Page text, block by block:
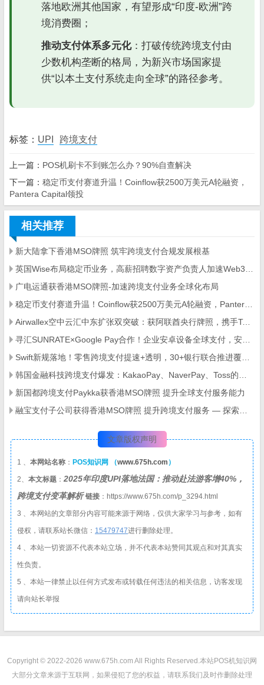
落地欧洲其他国家，有望形成“印度-欧洲”跨
境消费圈；
推动支付体系多元化：打破传统跨境支付由
少数机构垄断的格局，为新兴市场国家提
供“以本土支付系统走向全球”的路径参考。
标签： UPI 跨境支付
上一篇： POS机刷卡不到账怎么办？90%自查解决
下一篇： 稳定币支付赛道升温！Coinflow获2500万美元A轮融资，
Pantera Capital领投
相关推荐
新大陆拿下香港MSO牌照 筑牢跨境支付合规发展根基
广电运通获香港MSO牌照-加速跨境支付业务全球化布局
Airwallex空中云汇中东扩张双突破：获阿联酋央行牌照，携手Tabby推BNPL支付
新国都跨境支付Paykka获香港MSO牌照 提升全球支付服务能力
文章版权声明
1 、 本网站名称 ： POS知识网 （www.675h.com ）
2、 本文标题 ： 2025年印度UPI落地法国：推动赴法游客增40%，
跨境支付变革解析链接 ：https://www.675h.com/p_3294.html
3 、本网站的文章部分内容可能来源于网络，仅供大家学习与参考，如有
侵权，请联系站长微信： 15479747进行删除处理。
4 、本站一切资源不代表本站立场，并不代表本站赞同其观点和对其真实
性负责。
5 、本站一律禁止以任何方式发布或转载任何违法的相关信息，访客发现
请向站长举报
Copyright © 2022-2026 www.675h.com All Rights Reserved.本站POS机知识网
大部分文章来源于互联网，如果侵犯了您的权益，请联系我们及时作删除处理